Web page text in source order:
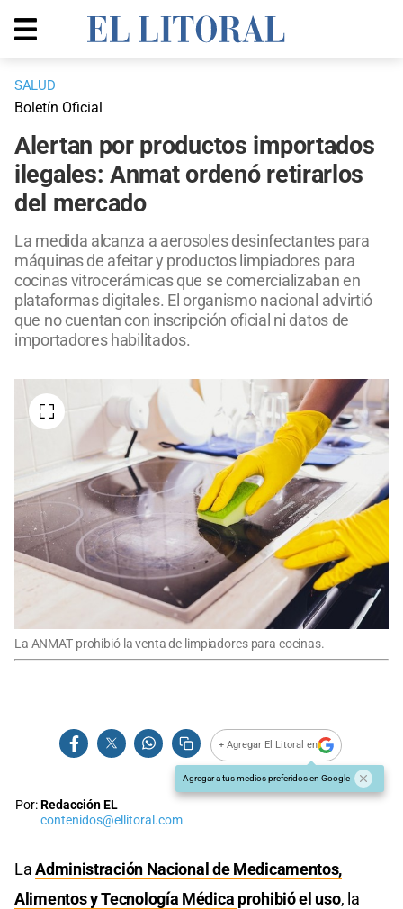
SALUD
Boletín Oficial
Alertan por productos importados
ilegales: Anmat ordenó retirarlos
del mercado
La medida alcanza a aerosoles desinfectantes para
máquinas de afeitar y productos limpiadores para
cocinas vitrocerámicas que se comercializaban en
plataformas digitales. El organismo nacional advirtió
que no cuentan con inscripción oficial ni datos de
importadores habilitados.
La ANMAT prohibió la venta de limpiadores para cocinas.
+ Agregar El Litoral en
Agregar a tus medios preferidos en Google
Por:Redacción EL
contenidos@ellitoral.com
LaAdministración Nacional de Medicamentos,
Alimentos y Tecnología Médica prohibió el uso, la